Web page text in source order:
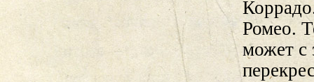
Ромео.
может с